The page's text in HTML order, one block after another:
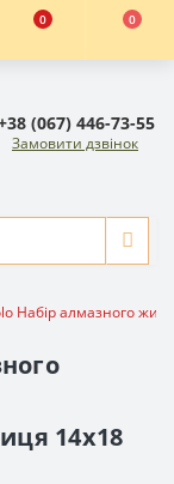
0 0
(067) 446-73-55
Замовити дзвінок
Набір алмазного
14x18